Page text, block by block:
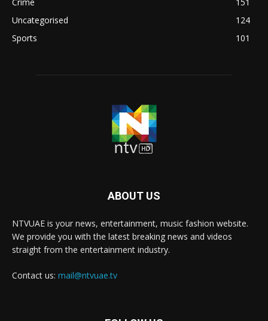
Crime
151
Uncategorised
124
Sports
101
ABOUT US
NTVUAE is your news, entertainment, music fashion website.
We provide you with the latest breaking news and videos
straight from the entertainment industry.
Contact us: mail@ntvuae.tv